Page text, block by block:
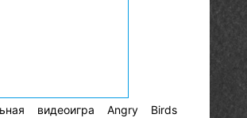
видеоигра Angry Birds